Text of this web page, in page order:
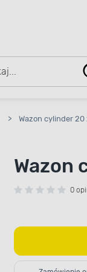
> Wazon cylinder 20
Wazon
0